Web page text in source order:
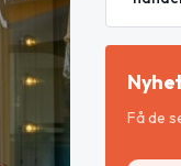
Få de